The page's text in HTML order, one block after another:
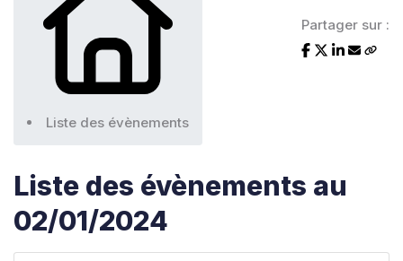
Liste des évènements
Partager sur :
Liste des évènements au
02/01/2024